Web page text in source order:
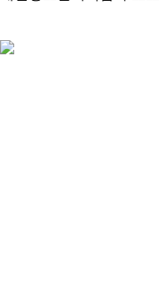
생선중, 가장 똑